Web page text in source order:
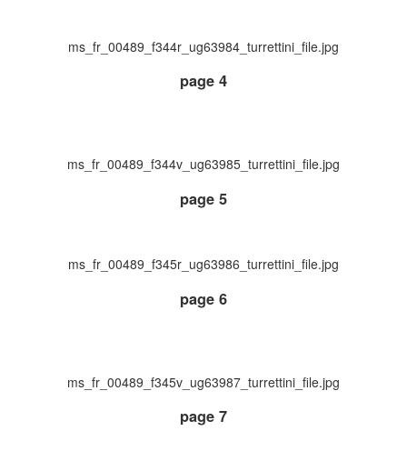
ms_fr_00489_f344r_ug63984_turrettini_file.jpg
page 4
ms_fr_00489_f344v_ug63985_turrettini_file.jpg
page 5
ms_fr_00489_f345r_ug63986_turrettini_file.jpg
page 6
ms_fr_00489_f345v_ug63987_turrettini_file.jpg
page 7